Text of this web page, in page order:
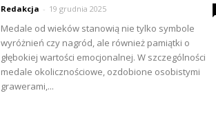
Redakcja - 19 grudnia 2025
Medale od wieków stanowią nie tylko symbole
wyróżnień czy nagród, ale również pamiątki o
głębokiej wartości emocjonalnej. W szczególności
medale okolicznościowe, ozdobione osobistymi
grawerami,...